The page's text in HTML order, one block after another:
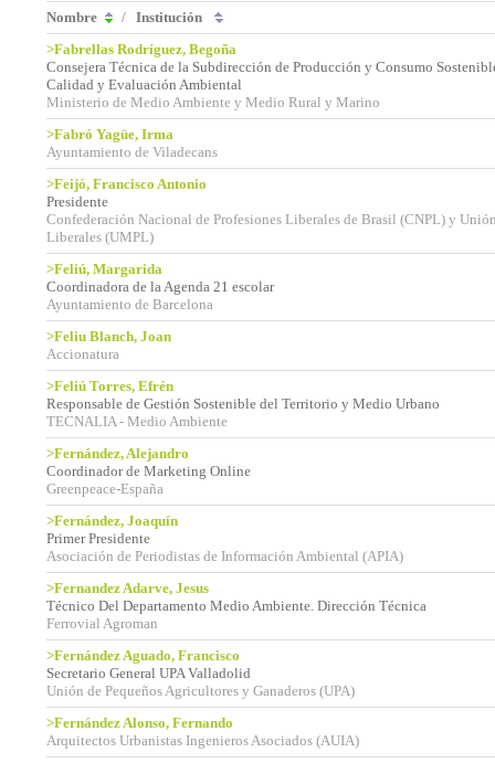
Nombre / Institución
>Fabrellas Rodríguez, Begoña
Consejera Técnica de la Subdirección de Producción y Consumo
Calidad y Evaluación Ambiental
Ministerio de Medio Ambiente y Medio Rural y Marino
>Fabró Yagüe, Irma
Ayuntamiento de Viladecans
>Feijó, Francisco Antonio
Presidente
Confederación Nacional de Profesiones Liberales de Brasil (CNPL) y
Liberales (UMPL)
>Feliú, Margarida
Coordinadora de la Agenda 21 escolar
Ayuntamiento de Barcelona
>Feliu Blanch, Joan
Accionatura
>Feliú Torres, Efrén
Responsable de Gestión Sostenible del Territorio y Medio Urbano
TECNALIA - Medio Ambiente
>Fernández, Alejandro
Coordinador de Marketing Online
Greenpeace-España
>Fernández, Joaquín
Primer Presidente
Asociación de Periodistas de Información Ambiental (APIA)
>Fernandez Adarve, Jesus
Técnico Del Departamento Medio Ambiente. Dirección Técnica
Ferrovial Agroman
>Fernández Aguado, Francisco
Secretario General UPA Valladolid
Unión de Pequeños Agricultores y Ganaderos (UPA)
>Fernández Alonso, Fernando
Arquitectos Urbanistas Ingenieros Asociados (AUIA)